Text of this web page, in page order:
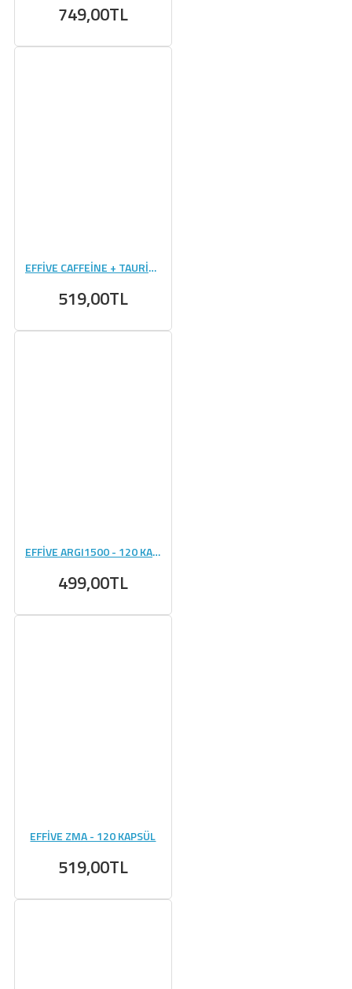
749,00TL
EFFİVE CAFFEİNE + TAURİNE - 100 KAPSÜL
519,00TL
EFFİVE ARGI1500 - 120 KAPSÜL
499,00TL
EFFİVE ZMA - 120 KAPSÜL
519,00TL